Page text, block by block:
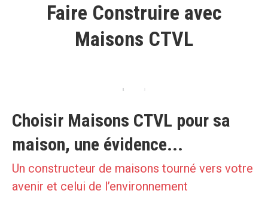
Faire Construire avec
Maisons CTVL
Choisir Maisons CTVL pour sa
maison, une évidence...
Un constructeur de maisons tourné vers votre
avenir et celui de l’environnement